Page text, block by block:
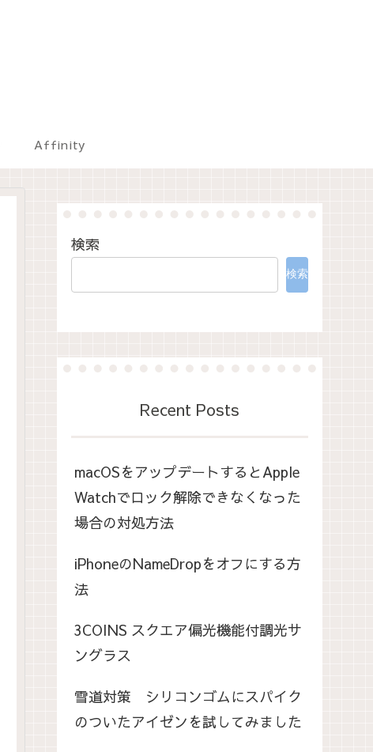
Affinity
検索
検索
Recent Posts
macOSをアップデートするとApple
Watchでロック解除できなくなった
場合の対処方法
iPhoneのNameDropをオフにする方
法
3COINS スクエア偏光機能付調光サ
ングラス
雪道対策 シリコンゴムにスパイク
のついたアイゼンを試してみました